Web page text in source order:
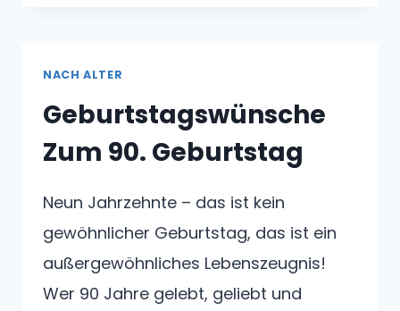
NACH ALTER
Geburtstagswünsche
Zum 90. Geburtstag
Neun Jahrzehnte – das ist kein
gewöhnlicher Geburtstag, das ist ein
außergewöhnliches Lebenszeugnis!
Wer 90 Jahre gelebt, geliebt und